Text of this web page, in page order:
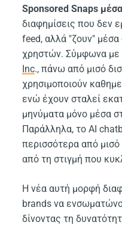
Sponsored Snaps
διαφημίσεις που δεν
feed, αλλά "ζουν" μέσα
χρηστών. Σύμφωνα με
Inc., πάνω από μισό
χρησιμοποιούν
ενώ έχουν σταλεί
μηνύματα μόνο μέσα
Παράλληλα, το AI
περισσότερα από
από τη στιγμή που
Η νέα αυτή μορφή
brands να
δίνοντας τη